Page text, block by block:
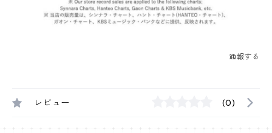
通報する
レビュー (0)